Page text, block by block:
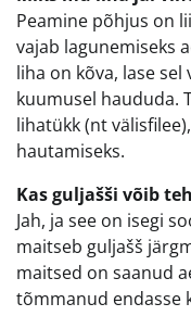
Peamine põhjus on
vajab lagunemiseks
liha on kõva, lase
kuumusel haududa.
lihatükk (nt
hautamiseks.
Kas guljašši võib
Jah, ja see on isegi
maitseb guljašš
maitsed on saanud
tõmmanud endasse